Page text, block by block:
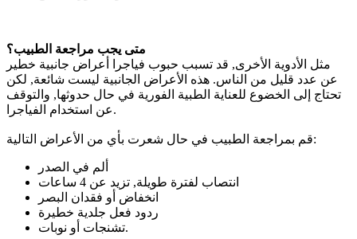
متى يجب مراجعة الطبيب؟
مثل الأدوية الأخرى, قد تسبب حبوب فياجرا أعراض جانبية خطير
عن عدد قليل من الناس. هذه الأعراض الجانبية ليست شائعة, لكن
تحتاج إلى الخضوع للعناية الطبية الفورية في حال حدوثها, والتوقف
عن استخدام الفياجرا.
قم بمراجعة الطبيب في حال شعرت بأي من الأعراض التالية:
ألم في الصدر
انتصاب لفترة طويلة, تزيد عن 4 ساعات
انخفاض أو فقدان البصر
ردود فعل جلدية خطيرة
تشنجات أو نوبات.